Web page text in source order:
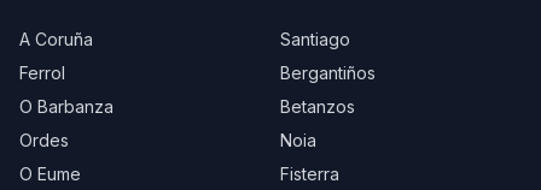
A Coruña
Santiago
Ferrol
Bergantiños
O Barbanza
Betanzos
Ordes
Noia
O Eume
Fisterra